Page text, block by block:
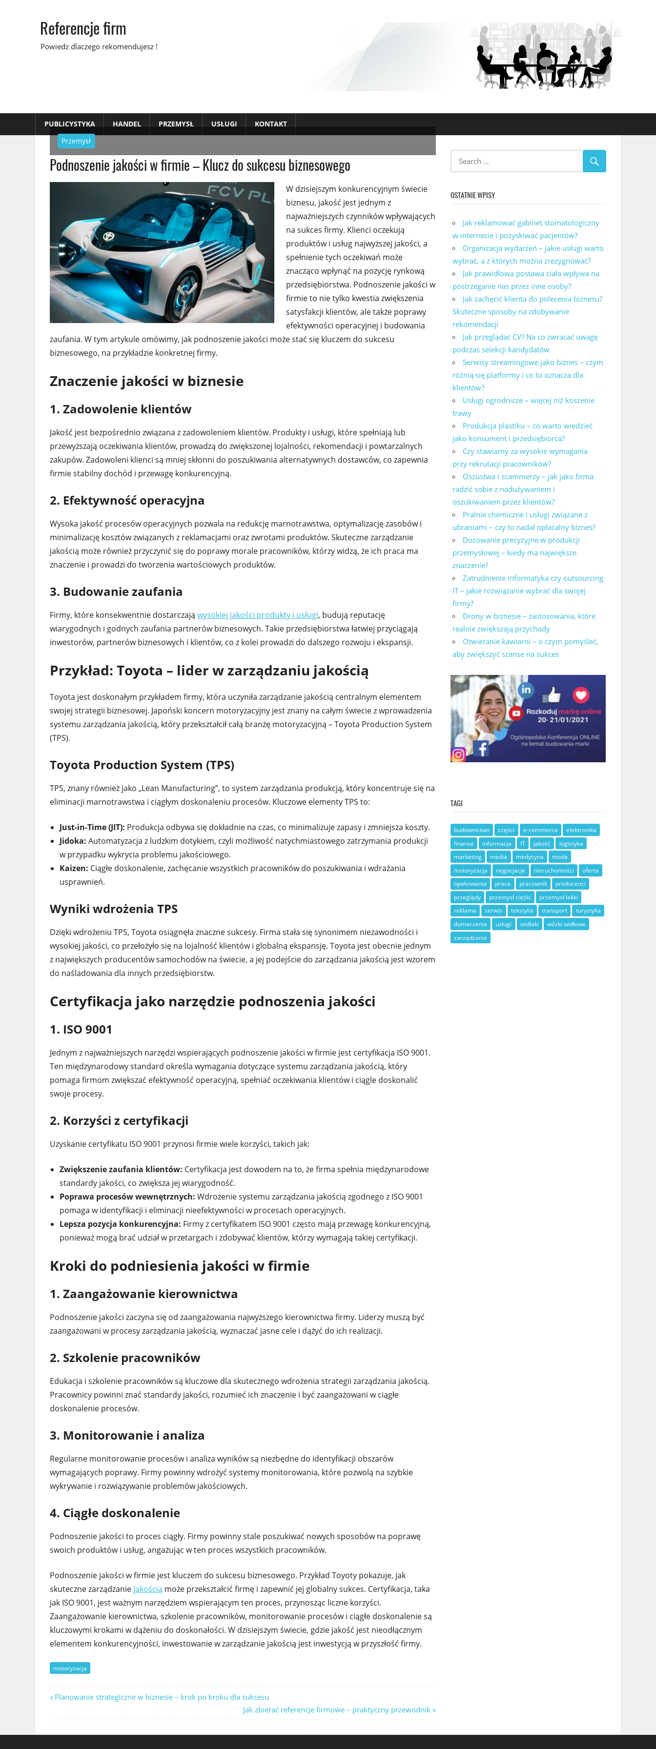
Referencje firm
Powiedz dlaczego rekomendujesz !
PUBLICYSTYKA HANDEL PRZEMYSŁ USŁUGI
KONTAKT
Przemysł
Podnoszenie jakości w firmie – Klucz do sukcesu biznesowego
W dzisiejszym konkurencyjnym świecie
biznesu, jakość jest jednym z
najważniejszych czynników wpływających
na sukces firmy. Klienci oczekują
produktów i usług najwyższej jakości, a
spełnienie tych oczekiwań może
znacząco wpłynąć na pozycję rynkową
przedsiębiorstwa. Podnoszenie jakości w
firmie to nie tylko kwestia zwiększenia
satysfakcji klientów, ale także poprawy
efektywności operacyjnej i budowania
zaufania. W tym artykule omówimy, jak podnoszenie jakości może stać się kluczem do sukcesu
biznesowego, na przykładzie konkretnej firmy.
Znaczenie jakości w biznesie
1. Zadowolenie klientów
Jakość jest bezpośrednio związana z zadowoleniem klientów. Produkty i usługi, które spełniają lub
przewyższają oczekiwania klientów, prowadzą do zwiększonej lojalności, rekomendacji i powtarzalnych
zakupów. Zadowoleni klienci są mniej skłonni do poszukiwania alternatywnych dostawców, co zapewnia
firmie stabilny dochód i przewagę konkurencyjną.
2. Efektywność operacyjna
Wysoka jakość procesów operacyjnych pozwala na redukcję marnotrawstwa, optymalizację zasobów i
minimalizację kosztów związanych z reklamacjami oraz zwrotami produktów. Skuteczne zarządzanie
jakością może również przyczynić się do poprawy morale pracowników, którzy widzą, że ich praca ma
znaczenie i prowadzi do tworzenia wartościowych produktów.
3. Budowanie zaufania
Firmy, które konsekwentnie dostarczają wysokiej jakości produkty i usługi, budują reputację
wiarygodnych i godnych zaufania partnerów biznesowych. Takie przedsiębiorstwa łatwiej przyciągają
inwestorów, partnerów biznesowych i klientów, co z kolei prowadzi do dalszego rozwoju i ekspansji.
Przykład: Toyota – lider w zarządzaniu jakością
Toyota jest doskonałym przykładem firmy, która uczyniła zarządzanie jakością centralnym elementem
swojej strategii biznesowej. Japoński koncern motoryzacyjny jest znany na całym świecie z wprowadzenia
systemu zarządzania jakością, który przekształcił całą branżę motoryzacyjną – Toyota Production System
(TPS).
Toyota Production System (TPS)
TPS, znany również jako „Lean Manufacturing”, to system zarządzania produkcją, który koncentruje się na
eliminacji marnotrawstwa i ciągłym doskonaleniu procesów. Kluczowe elementy TPS to:
Just-in-Time (JIT): Produkcja odbywa się dokładnie na czas, co minimalizuje zapasy i zmniejsza koszty.
Jidoka: Automatyzacja z ludzkim dotykiem, czyli możliwość natychmiastowego zatrzymania produkcji
w przypadku wykrycia problemu jakościowego.
Kaizen: Ciągłe doskonalenie, zachęcanie wszystkich pracowników do poszukiwania i wdrażania
usprawnień.
Wyniki wdrożenia TPS
Dzięki wdrożeniu TPS, Toyota osiągnęła znaczne sukcesy. Firma stała się synonimem niezawodności i
wysokiej jakości, co przełożyło się na lojalność klientów i globalną ekspansję. Toyota jest obecnie jednym
z największych producentów samochodów na świecie, a jej podejście do zarządzania jakością jest wzorem
do naśladowania dla innych przedsiębiorstw.
Certyfikacja jako narzędzie podnoszenia jakości
1. ISO 9001
Jednym z najważniejszych narzędzi wspierających podnoszenie jakości w firmie jest certyfikacja ISO 9001.
Ten międzynarodowy standard określa wymagania dotyczące systemu zarządzania jakością, który
pomaga firmom zwiększać efektywność operacyjną, spełniać oczekiwania klientów i ciągle doskonalić
swoje procesy.
2. Korzyści z certyfikacji
Uzyskanie certyfikatu ISO 9001 przynosi firmie wiele korzyści, takich jak:
Zwiększenie zaufania klientów: Certyfikacja jest dowodem na to, że firma spełnia międzynarodowe
standardy jakości, co zwiększa jej wiarygodność.
Poprawa procesów wewnętrznych: Wdrożenie systemu zarządzania jakością zgodnego z ISO 9001
pomaga w identyfikacji i eliminacji nieefektywności w procesach operacyjnych.
Lepsza pozycja konkurencyjna: Firmy z certyfikatem ISO 9001 często mają przewagę konkurencyjną,
ponieważ mogą brać udział w przetargach i zdobywać klientów, którzy wymagają takiej certyfikacji.
Kroki do podniesienia jakości w firmie
1. Zaangażowanie kierownictwa
Podnoszenie jakości zaczyna się od zaangażowania najwyższego kierownictwa firmy. Liderzy muszą być
zaangażowani w procesy zarządzania jakością, wyznaczać jasne cele i dążyć do ich realizacji.
2. Szkolenie pracowników
Edukacja i szkolenie pracowników są kluczowe dla skutecznego wdrożenia strategii zarządzania jakością.
Pracownicy powinni znać standardy jakości, rozumieć ich znaczenie i być zaangażowani w ciągłe
doskonalenie procesów.
3. Monitorowanie i analiza
Regularne monitorowanie procesów i analiza wyników są niezbędne do identyfikacji obszarów
wymagających poprawy. Firmy powinny wdrożyć systemy monitorowania, które pozwolą na szybkie
wykrywanie i rozwiązywanie problemów jakościowych.
4. Ciągłe doskonalenie
Podnoszenie jakości to proces ciągły. Firmy powinny stale poszukiwać nowych sposobów na poprawę
swoich produktów i usług, angażując w ten proces wszystkich pracowników.
Podnoszenie jakości w firmie jest kluczem do sukcesu biznesowego. Przykład Toyoty pokazuje, jak
skuteczne zarządzanie jakością może przekształcić firmę i zapewnić jej globalny sukces. Certyfikacja, taka
jak ISO 9001, jest ważnym narzędziem wspierającym ten proces, przynosząc liczne korzyści.
Zaangażowanie kierownictwa, szkolenie pracowników, monitorowanie procesów i ciągłe doskonalenie są
kluczowymi krokami w dążeniu do doskonałości. W dzisiejszym świecie, gdzie jakość jest nieodłącznym
elementem konkurencyjności, inwestowanie w zarządzanie jakością jest inwestycją w przyszłość firmy.
motoryzacja
Nawigacja
Previous
Planowanie strategiczne w biznesie – krok po kroku dla sukcesu
Next
Jak zbierać referencje firmowe – praktyczny przewodnik
OSTATNIE WPISY
Jak reklamować gabinet stomatologiczny
w internecie i pozyskiwać pacjentów?
Organizacja wydarzeń – jakie usługi warto
wybrać, a z których można zrezygnować?
Jak prawidłowa postawa ciała wpływa na
postrzeganie nas przez inne osoby?
Jak zachęcić klienta do polecenia biznesu?
Skuteczne sposoby na zdobywanie
rekomendacji
Jak przeglądać CV? Na co zwracać uwagę
podczas selekcji kandydatów
Serwisy streamingowe jako biznes – czym
różnią się platformy i co to oznacza dla
klientów?
Usługi ogrodnicze – więcej niż koszenie
trawy
Produkcja plastiku – co warto wiedzieć
jako konsument i przedsiębiorca?
Czy stawiamy za wysokie wymagania
przy rekrutacji pracowników?
Oszustwa i scammerzy – jak jako firma
radzić sobie z nadużywaniem i
oszukiwaniem przez klientów?
Pralnie chemiczne i usługi związane z
ubraniami – czy to nadal opłacalny biznes?
Dozowanie precyzyjne w produkcji
przemysłowej – kiedy ma największe
znaczenie?
Zatrudnienie informatyka czy outsourcing
IT – jakie rozwiązanie wybrać dla swojej
firmy?
Drony w biznesie – zastosowania, które
realnie zwiększają przychody
Otwieranie kawiarni – o czym pomyśleć,
aby zwiększyć szanse na sukces
TAGI
budownictwo części e-commerce
elektronika
finanse
informacja IT jakość
logistyka
marketing
media medycyna
moda
motoryzacja
negocjacje nieruchomości
oferta
opakowania
praca pracownik
producenci
przeglądy
przemysł ciężki
przemysł lekki
reklama
serwis tekstylia transport
turystyka
tłumaczenia
usługi widlaki
wózki widłowe
zarządzanie